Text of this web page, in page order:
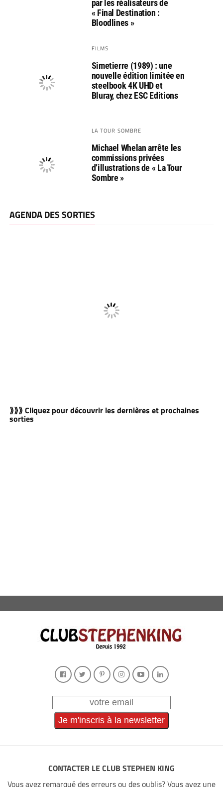
par les réalisateurs de
« Final Destination :
Bloodlines »
FILMS
Simetierre (1989) : une
nouvelle édition limitée en
steelbook 4K UHD et
Bluray, chez ESC Editions
LA TOUR SOMBRE
Michael Whelan arrête les
commissions privées
d’illustrations de « La Tour
Sombre »
AGENDA DES SORTIES
⟫⟫⟫ Cliquez pour découvrir les dernières et prochaines
sorties
CONTACTER LE CLUB STEPHEN KING
Vous avez remarqué des erreurs ou des oublis? Vous avez une